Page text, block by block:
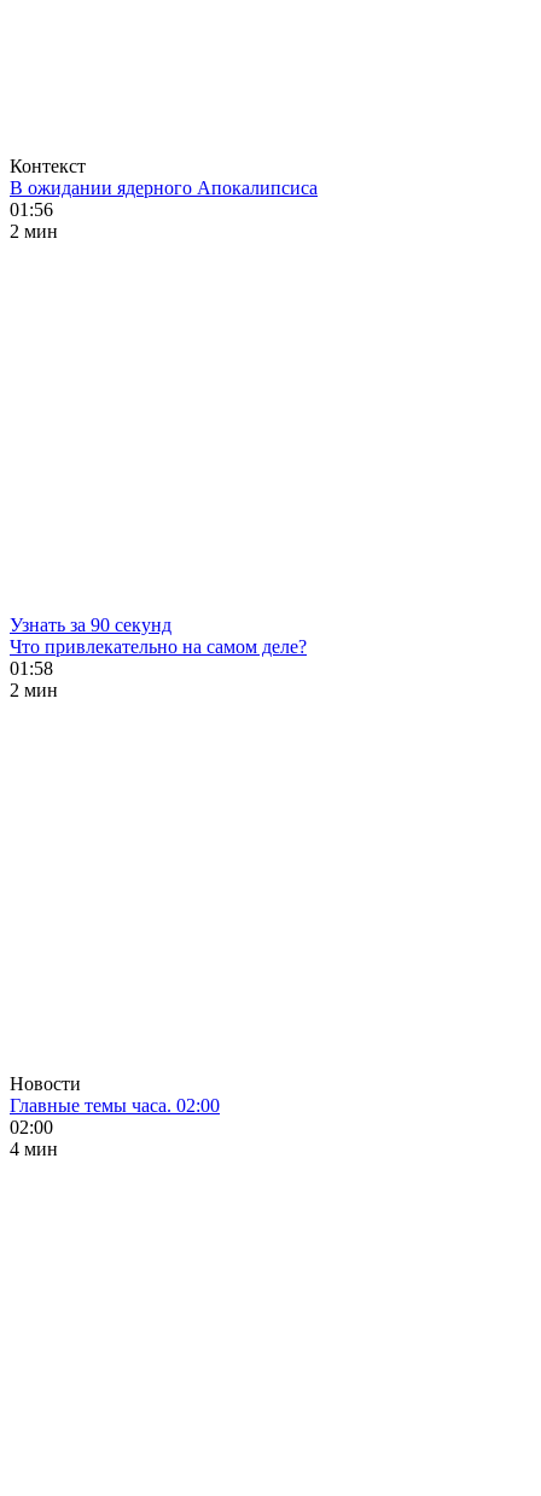
Контекст
В ожидании ядерного Апокалипсиса
01:56
2 мин
Узнать за 90 секунд
Что привлекательно на самом деле?
01:58
2 мин
Новости
Главные темы часа. 02:00
02:00
4 мин